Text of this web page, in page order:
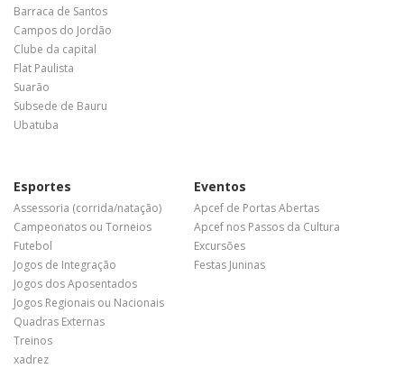
Barraca de Santos
Campos do Jordão
Clube da capital
Flat Paulista
Suarão
Subsede de Bauru
Ubatuba
Esportes
Assessoria (corrida/natação)
Campeonatos ou Torneios
Futebol
Jogos de Integração
Jogos dos Aposentados
Jogos Regionais ou Nacionais
Quadras Externas
Treinos
xadrez
Eventos
Apcef de Portas Abertas
Apcef nos Passos da Cultura
Excursões
Festas Juninas